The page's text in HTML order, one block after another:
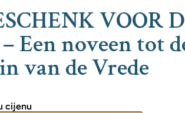
VOOR
Een noveen tot
van de Vrede
cijenu